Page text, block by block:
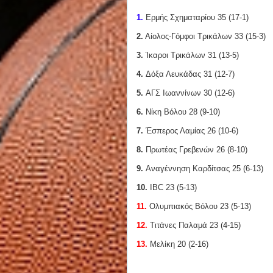
1. Ερμής Σχηματαρίου 35 (17-1)
2. Αίολος-Γόμφοι Τρικάλων 33 (15-3)
3. Ίκαροι Τρικάλων 31 (13-5)
4. Δόξα Λευκάδας 31 (12-7)
5. ΑΓΣ Ιωαννίνων 30 (12-6)
6. Νίκη Βόλου 28 (9-10)
7. Έσπερος Λαμίας 26 (10-6)
8. Πρωτέας Γρεβενών 26 (8-10)
9. Αναγέννηση Καρδίτσας 25 (6-13)
10. IBC 23 (5-13)
11. Ολυμπιακός Βόλου 23 (5-13)
12. Τιτάνες Παλαμά 23 (4-15)
13. Μελίκη 20 (2-16)